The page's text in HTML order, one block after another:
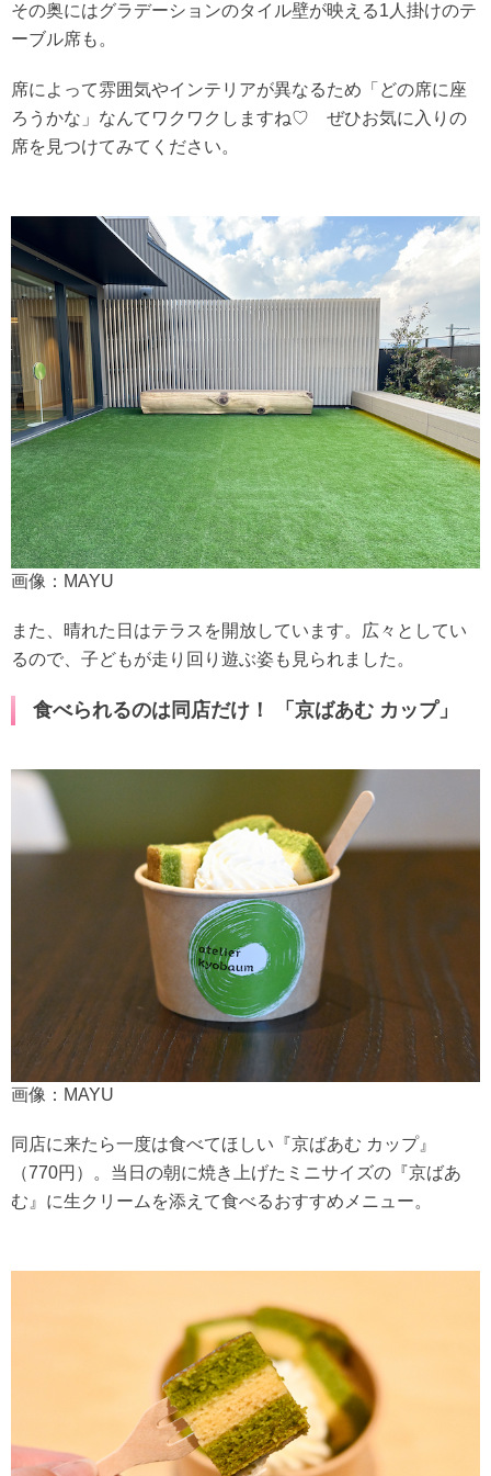
その奥にはグラデーションのタイル壁が映える1人掛けのテ
ーブル席も。
席によって雰囲気やインテリアが異なるため「どの席に座
ろうかな」なんてワクワクしますね♡ ぜひお気に入りの
席を見つけてみてください。
画像：MAYU
また、晴れた日はテラスを開放しています。広々としてい
るので、子どもが走り回り遊ぶ姿も見られました。
食べられるのは同店だけ！ 「京ばあむ カップ」
画像：MAYU
同店に来たら一度は食べてほしい『京ばあむ カップ』
（770円）。当日の朝に焼き上げたミニサイズの『京ばあ
む』に生クリームを添えて食べるおすすめメニュー。